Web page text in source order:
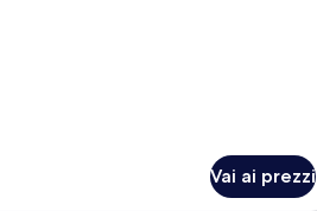
Vai ai prezzi